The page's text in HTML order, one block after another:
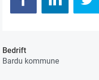
Bedrift
Bardu kommune